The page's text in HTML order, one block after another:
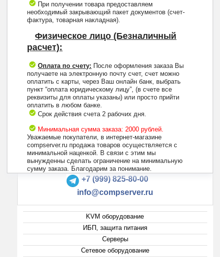
При получении товара предоставляем
необходимый закрывающий пакет документов (счет-
фактура, товарная накладная).
Физическое лицо (Безналичный
расчет):
Оплата по счету: После оформления заказа Вы
получаете на электронную почту счет, счет можно
оплатить с карты, через Ваш онлайн банк, выбрать
пункт “оплата юридическому лицу”, (в счете все
реквизиты для оплаты указаны) или просто прийти
оплатить в любом банке.
Срок действия счета 2 рабочих дня.
Минимальная сумма заказа: 2000 рублей.
Уважаемые покупатели, в интернет-магазине
compserver.ru продажа товаров осуществляется с
минимальной наценкой. В связи с этим мы
вынужденны сделать ограничение на минимальную
сумму заказа. Благодарим за понимание.
+7 (495) 223-13-47
+7 (999) 825-80-00
info@compserver.ru
KVM оборудование
ИБП, защита питания
Серверы
Сетевое оборудование